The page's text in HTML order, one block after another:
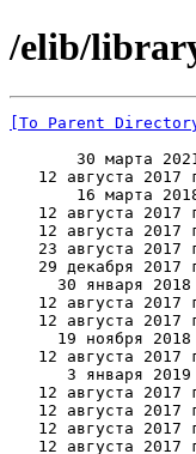
/elib/
[To Parent
30 марта
12 августа 2017
16 марта
12 августа 2017
12 августа 2017
23 августа 2017
29 декабря 2017
30 января
12 августа 2017
12 августа 2017
19 ноября
12 августа 2017
3 января
12 августа 2017
12 августа 2017
12 августа 2017
12 августа 2017